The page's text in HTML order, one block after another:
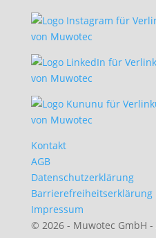
Kontakt
AGB
Datenschutzerklärung
Barrierefreiheitserklärung
Impressum
© 2026 - Muwotec GmbH